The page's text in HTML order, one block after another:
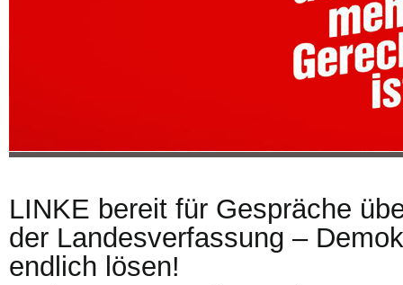
LINKE bereit für Gespräche
der Landesverfassung –
endlich lösen!